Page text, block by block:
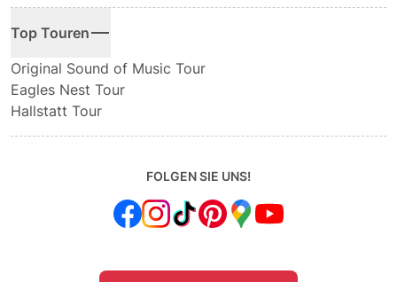
Top Touren
Original Sound of Music Tour
Eagles Nest Tour
Hallstatt Tour
FOLGEN SIE UNS!